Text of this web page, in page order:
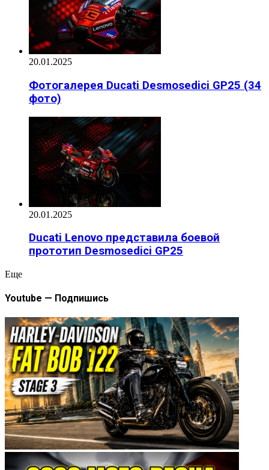
20.01.2025
Фотогалерея Ducati Desmosedici GP25 (34
фото)
20.01.2025
Ducati Lenovo представила боевой
прототип Desmosedici GP25
Eще
Youtube — Подпишись